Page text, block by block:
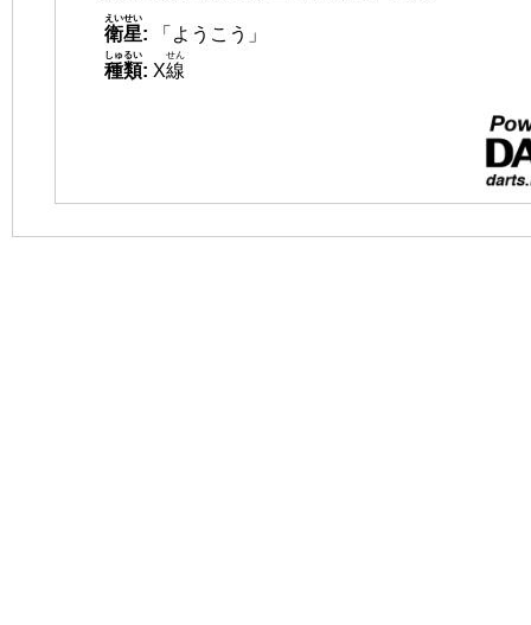
衛星
えいせい
:
「ようこう」
種類
しゅるい
: X線
せん